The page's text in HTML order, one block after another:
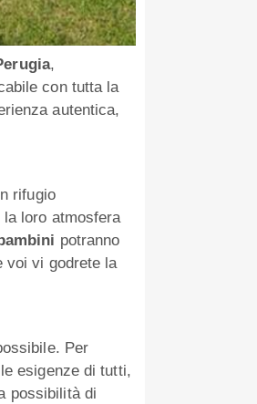
,
con tutta la
autentica,
rifugio
loro atmosfera
bambini potranno
voi vi godrete la
Per
esigenze di tutti,
possibilità di